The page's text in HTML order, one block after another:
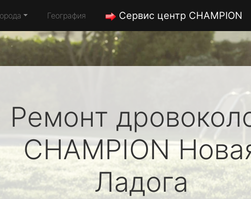
География Сервис центр CHAMPION
Ремонт
CHAMPION
Ладога